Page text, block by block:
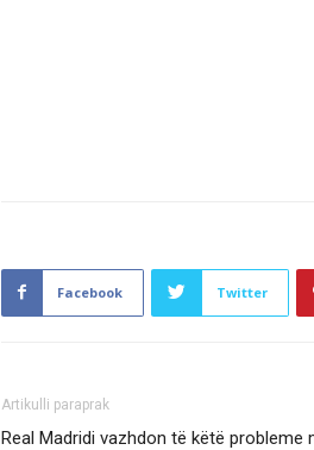
Facebook Twitter
Artikulli paraprak
Real Madridi vazhdon të këtë probleme